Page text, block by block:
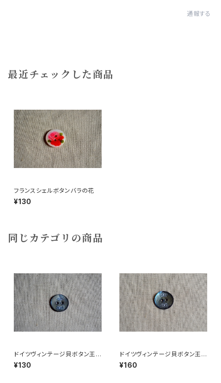
通報する
最近チェックした商品
フランスシェルボタンバラの花
¥130
同じカテゴリの商品
ドイツヴィンテージ貝ボタン王
冠小
¥130
ドイツヴィンテージ貝ボタン王
冠大
¥160